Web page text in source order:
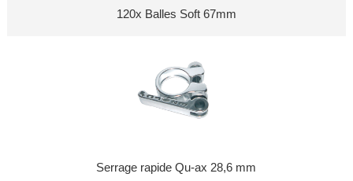
120x Balles Soft 67mm
Serrage rapide Qu-ax 28,6 mm